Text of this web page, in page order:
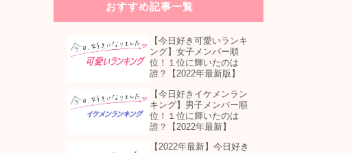
おすすめ記事一覧
【今日好き可愛いランキ
ング】女子メンバー順
位！１位に輝いたのは
誰？【2022年最新版】
【今日好きイケメンラン
キング】男子メンバー順
位！１位に輝いたのは
誰？【2022年最新】
【2022年最新】今日好き